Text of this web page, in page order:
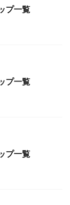
プ一覧
プ一覧
プ一覧